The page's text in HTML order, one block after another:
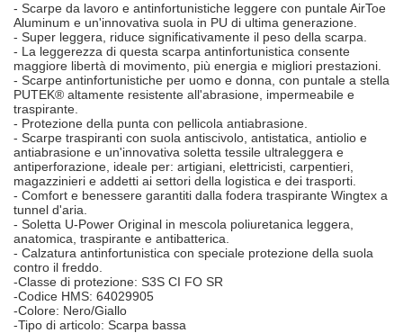
- Scarpe da lavoro e antinfortunistiche leggere con puntale AirToe
Aluminum e un'innovativa suola in PU di ultima generazione.
- Super leggera, riduce significativamente il peso della scarpa.
- La leggerezza di questa scarpa antinfortunistica consente
maggiore libertà di movimento, più energia e migliori prestazioni.
- Scarpe antinfortunistiche per uomo e donna, con puntale a stella
PUTEK® altamente resistente all'abrasione, impermeabile e
traspirante.
- Protezione della punta con pellicola antiabrasione.
- Scarpe traspiranti con suola antiscivolo, antistatica, antiolio e
antiabrasione e un'innovativa soletta tessile ultraleggera e
antiperforazione, ideale per: artigiani, elettricisti, carpentieri,
magazzinieri e addetti ai settori della logistica e dei trasporti.
- Comfort e benessere garantiti dalla fodera traspirante Wingtex a
tunnel d'aria.
- Soletta U-Power Original in mescola poliuretanica leggera,
anatomica, traspirante e antibatterica.
- Calzatura antinfortunistica con speciale protezione della suola
contro il freddo.
-Classe di protezione: S3S CI FO SR
-Codice HMS: 64029905
-Colore: Nero/Giallo
-Tipo di articolo: Scarpa bassa